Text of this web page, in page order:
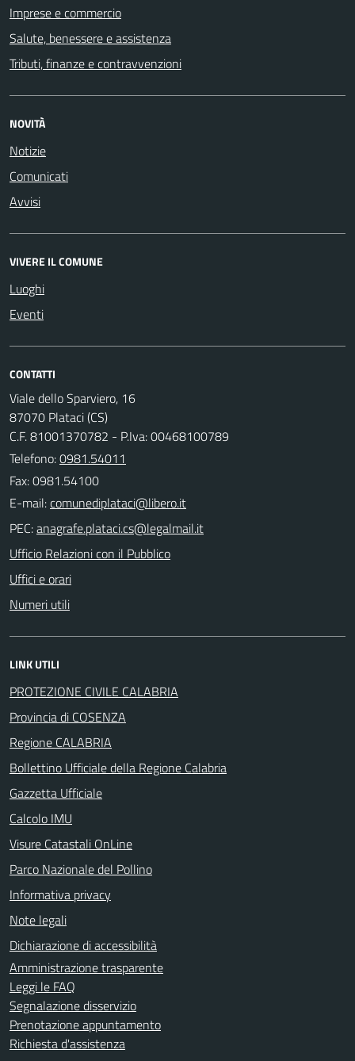
Imprese e commercio
Salute, benessere e assistenza
Tributi, finanze e contravvenzioni
NOVITÀ
Notizie
Comunicati
Avvisi
VIVERE IL COMUNE
Luoghi
Eventi
CONTATTI
Viale dello Sparviero, 16
87070 Plataci (CS)
C.F. 81001370782 - P.Iva: 00468100789
Telefono:0981.54011
Fax: 0981.54100
E-mail:
PEC:
Ufficio Relazioni con il Pubblico
Uffici e orari
Numeri utili
LINK UTILI
PROTEZIONE CIVILE CALABRIA
Provincia di COSENZA
Regione CALABRIA
Bollettino Ufficiale della Regione Calabria
Gazzetta Ufficiale
Calcolo IMU
Visure Catastali OnLine
Parco Nazionale del Pollino
Informativa privacy
Note legali
Dichiarazione di accessibilità
Amministrazione trasparente
Leggi le FAQ
Segnalazione disservizio
Prenotazione appuntamento
Richiesta d'assistenza